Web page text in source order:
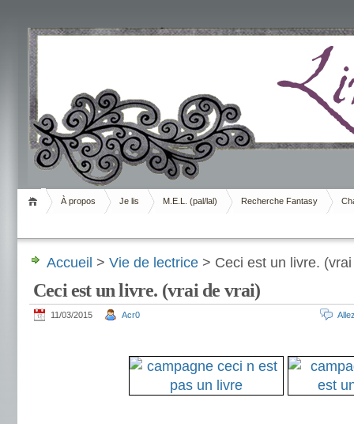
Livrement
À propos Je lis M.E.L. (pal/lal) Recherche Fantasy
Accueil > Vie de lectrice > Ceci est un livre.
Ceci est un livre. (vrai de vrai)
11/03/2015 Acr0